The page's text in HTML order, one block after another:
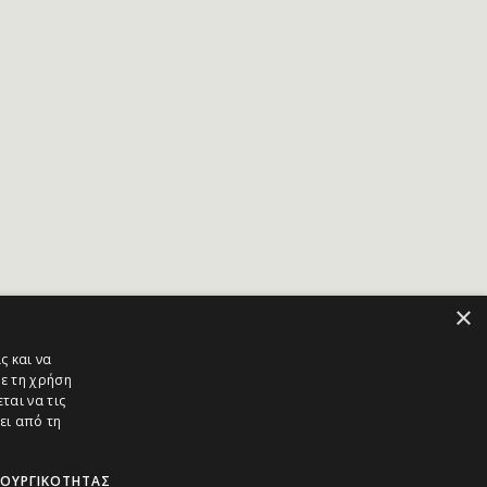
×
και να
τη χρήση
να τις
από τη